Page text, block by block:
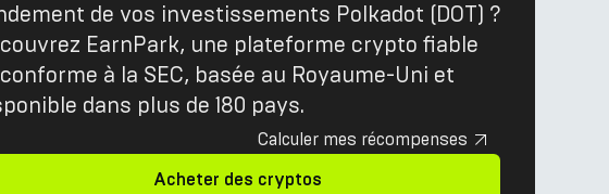
de vos investissements Polkadot (DOT) ?
EarnPark, une plateforme crypto fiable
à la SEC, basée au Royaume-Uni et
dans plus de 180 pays.
Calculer mes récompenses
Acheter des cryptos